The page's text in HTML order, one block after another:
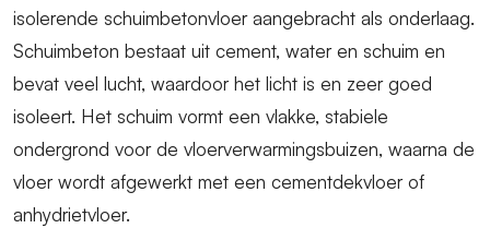
isolerende schuimbetonvloer aangebracht als onderlaag.
Schuimbeton bestaat uit cement, water en schuim en
bevat veel lucht, waardoor het licht is en zeer goed
isoleert. Het schuim vormt een vlakke, stabiele
ondergrond voor de vloerverwarmingsbuizen, waarna de
vloer wordt afgewerkt met een cementdekvloer of
anhydrietvloer.